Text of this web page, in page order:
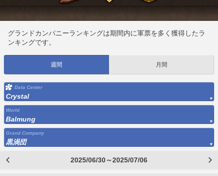
グランドカンパニーランキングは期間内に軍票を多く獲得したラ
ンキングです。
週間 月間
Data Center
Crystal
World
Balmung
Grand Company
黒渦団
2025/06/30～2025/07/06